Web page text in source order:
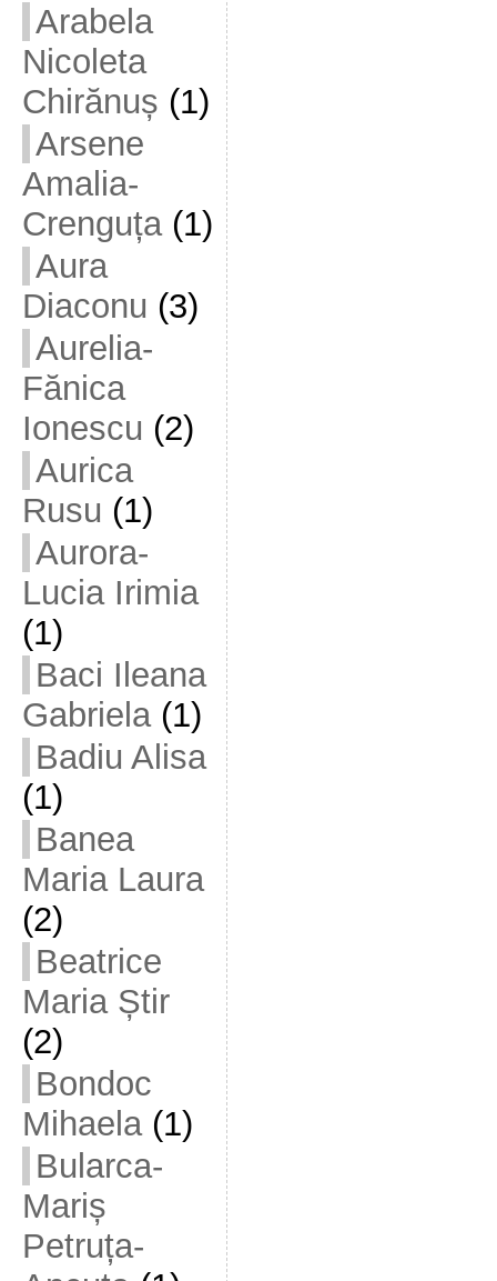
Arabela
Nicoleta
Chirănuș (1)
Arsene
Amalia-
Crenguța(1)
Aura
Diaconu (3)
Aurelia-
Fănica
Ionescu (2)
Aurica
Rusu (1)
Aurora-
Lucia Irimia
(1)
Baci Ileana
Gabriela(1)
Badiu Alisa
(1)
Banea
Maria Laura
(2)
Beatrice
Maria Știr
(2)
Bondoc
Mihaela(1)
Bularca-
Mariș
Petruța-